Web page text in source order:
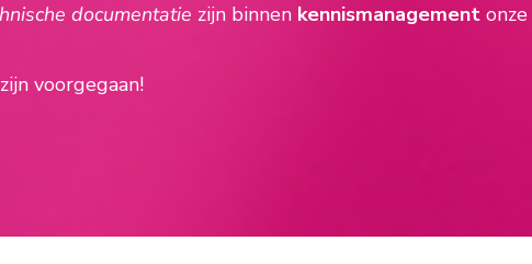
documentatie zijn binnen kennismanagement onze
voorgegaan!